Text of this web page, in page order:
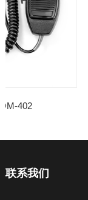
402
联系我们